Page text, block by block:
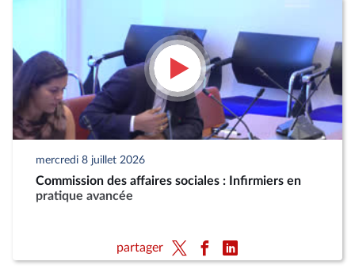
mercredi 8 juillet 2026
Commission des affaires sociales : Infirmiers en
pratique avancée
partager